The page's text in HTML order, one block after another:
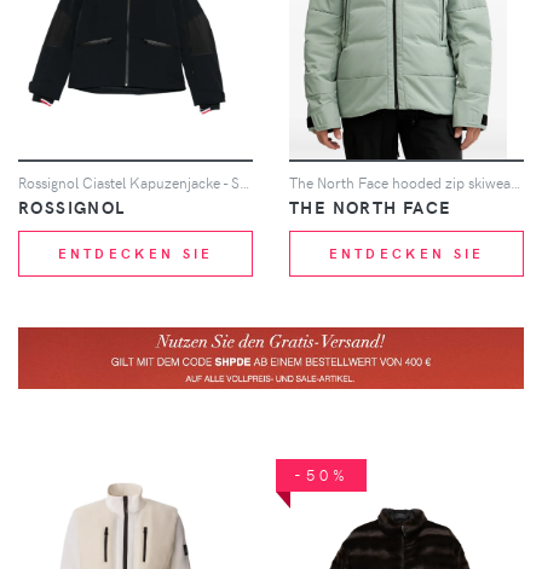
Rossignol Ciastel Kapuzenjacke - Schwarz
ROSSIGNOL
ENTDECKEN SIE
The North Face hooded zip skiwear - Grün
THE NORTH FACE
ENTDECKEN SIE
-50%